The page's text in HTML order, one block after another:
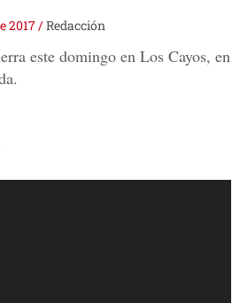
2017/Redacción
este domingo en Los Cayos, en